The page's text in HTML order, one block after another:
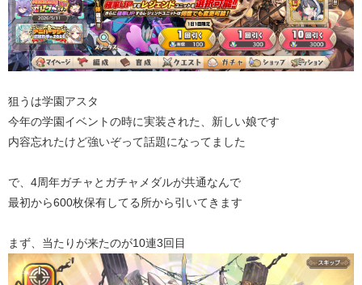
狙うは学園アスタ
今年の学園イベントの時に実装された、新しい娘です
内容忘れたけど強いぞって話題になってました
で、4周年ガチャとガチャメダルが共通なんで
最初から600枚保有してる所から引いてきます
まず、当たりが来たのが10連3回目